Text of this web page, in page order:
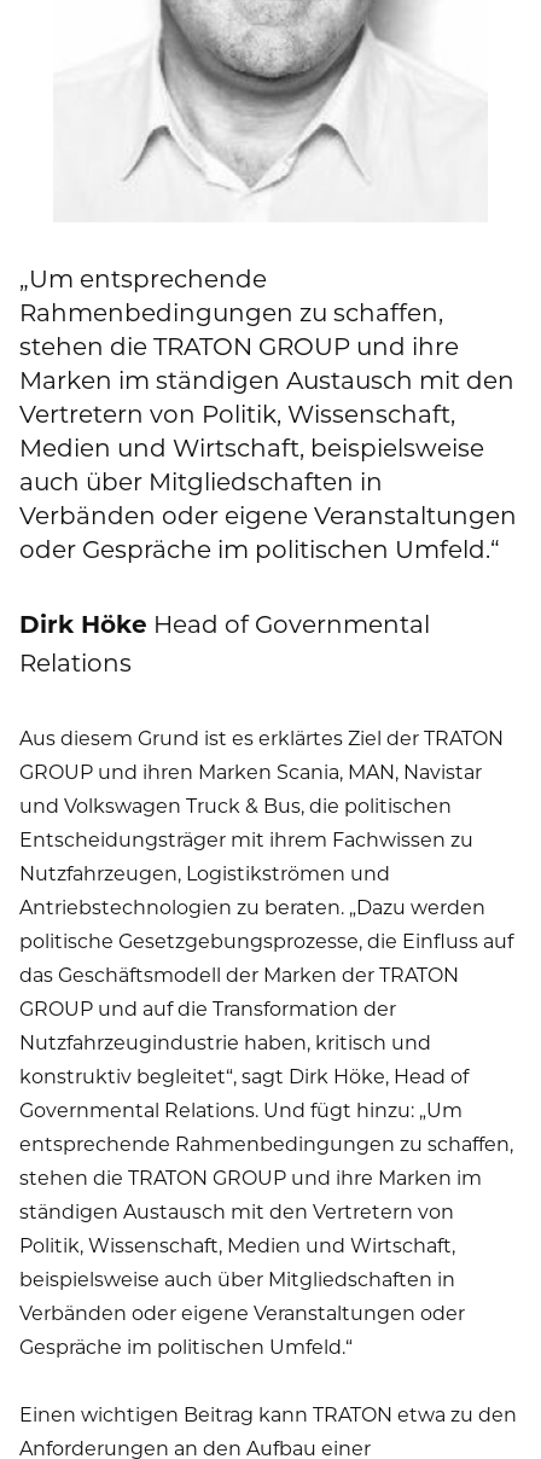
„Um entsprechende
Rahmenbedingungen zu schaffen,
stehen die TRATON GROUP und ihre
Marken im ständigen Austausch mit den
Vertretern von Politik, Wissenschaft,
Medien und Wirtschaft, beispielsweise
auch über Mitgliedschaften in
Verbänden oder eigene Veranstaltungen
oder Gespräche im politischen Umfeld.“
Dirk Höke Head of Governmental
Relations
Aus diesem Grund ist es erklärtes Ziel der TRATON
GROUP und ihren Marken Scania, MAN, Navistar
und Volkswagen Truck & Bus, die politischen
Entscheidungsträger mit ihrem Fachwissen zu
Nutzfahrzeugen, Logistikströmen und
Antriebstechnologien zu beraten. „Dazu werden
politische Gesetzgebungsprozesse, die Einfluss auf
das Geschäftsmodell der Marken der TRATON
GROUP und auf die Transformation der
Nutzfahrzeugindustrie haben, kritisch und
konstruktiv begleitet“, sagt Dirk Höke, Head of
Governmental Relations. Und fügt hinzu: „Um
entsprechende Rahmenbedingungen zu schaffen,
stehen die TRATON GROUP und ihre Marken im
ständigen Austausch mit den Vertretern von
Politik, Wissenschaft, Medien und Wirtschaft,
beispielsweise auch über Mitgliedschaften in
Verbänden oder eigene Veranstaltungen oder
Gespräche im politischen Umfeld.“
Einen wichtigen Beitrag kann TRATON etwa zu den
Anforderungen an den Aufbau einer